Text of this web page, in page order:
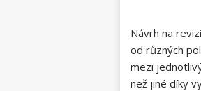
Návrh na
od ​různých
mezi
než jiné díky